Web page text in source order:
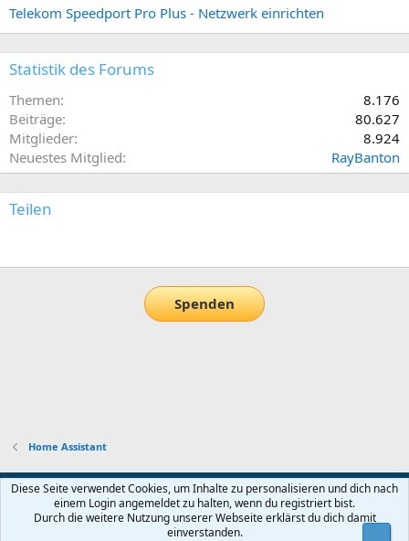
Telekom Speedport Pro Plus - Netzwerk einrichten
Statistik des Forums
Themen
8.176
Beiträge
80.627
Mitglieder
8.924
Neuestes Mitglied
RayBanton
Teilen
Spenden
Home Assistant
Default-Theme
Nutzungsbedingungen
Datenschutz Hilfe und Impressum Start
Diese Seite verwendet Cookies, um Inhalte zu personalisieren und dich nach
einem Login angemeldet zu halten, wenn du registriert bist.
Durch die weitere Nutzung unserer Webseite erklärst du dich damit
einverstanden.